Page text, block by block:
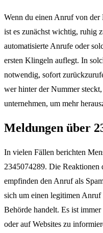
Wenn du einen Anruf von der
ist es zunächst wichtig, ruhig
automatisierte Anrufe oder
ersten Klingeln auflegt. In
notwendig, sofort
wer hinter der Nummer
unternehmen, um mehr
Meldungen über
In vielen Fällen berichten
2345074289. Die Reaktionen
empfinden den Anruf als
sich um einen legitimen
Behörde handelt. Es ist
oder auf Websites zu